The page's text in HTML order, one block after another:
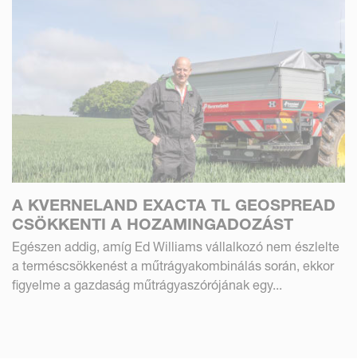
A KVERNELAND EXACTA TL GEOSPREAD
CSÖKKENTI A HOZAMINGADOZÁST
Egészen addig, amíg Ed Williams vállalkozó nem észlelte
a terméscsökkenést a műtrágyakombinálás során, ekkor
figyelme a gazdaság műtrágyaszórójának egy...